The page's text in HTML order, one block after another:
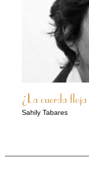
¿La cuerda floja
Sahily Tabares